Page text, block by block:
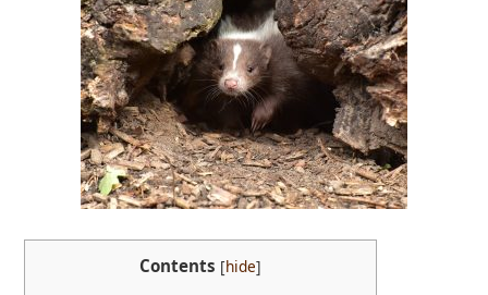
Contents [hide]